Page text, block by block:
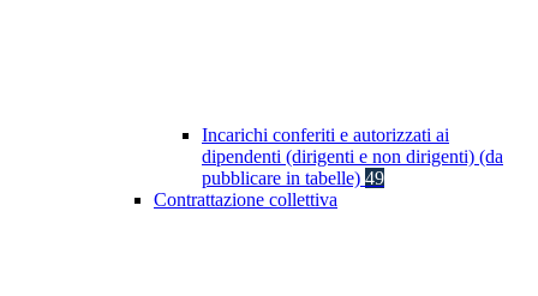
Incarichi conferiti e autorizzati ai
dipendenti (dirigenti e non dirigenti) (da
pubblicare in tabelle) 49
Contrattazione collettiva